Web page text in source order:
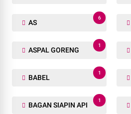
AS
6
ASPAL GORENG
1
BABEL
1
BAGAN SIAPIN API
1